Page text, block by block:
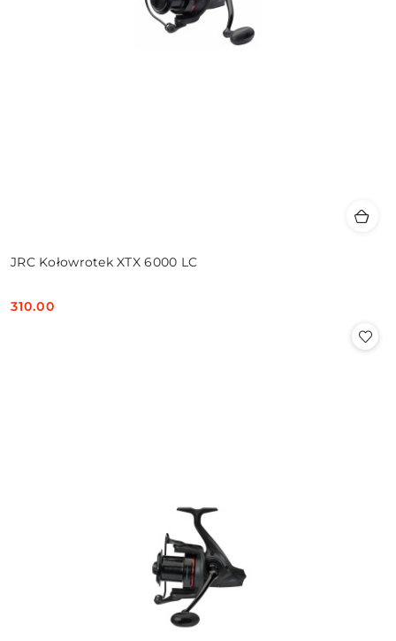
JRC Kołowrotek XTX 6000 LC
Cena:
310.00